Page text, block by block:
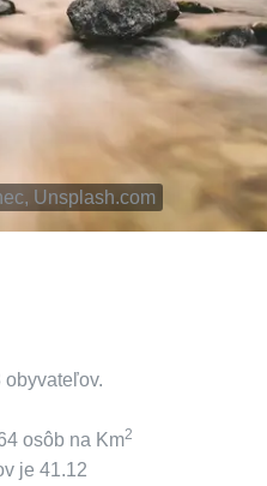
Unsplash.com
obyvateľov.
osôb na Km2
je 41.12